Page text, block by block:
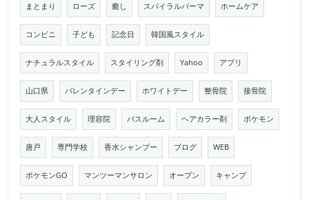
まとまり ローズ 癒し スパイラルパーマ ホームケア
コンビニ 子ども 記念日 韓国風スタイル
ナチュラルスタイル スタイリング剤 Yahoo アプリ
山口県 バレンタインデー ホワイトデー 整骨院 接骨院
大人スタイル 理容院 バスルーム ヘアカラー剤 ポケモン
唐戸 専門学校 香水シャンプー ブログ WEB
ポケモンGO マンツーマンサロン オープン キャンプ